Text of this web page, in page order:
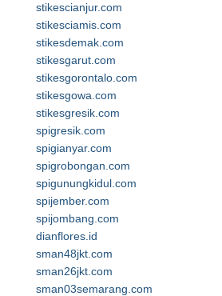
stikescianjur.com
stikesciamis.com
stikesdemak.com
stikesgarut.com
stikesgorontalo.com
stikesgowa.com
stikesgresik.com
spigresik.com
spigianyar.com
spigrobongan.com
spigunungkidul.com
spijember.com
spijombang.com
dianflores.id
sman48jkt.com
sman26jkt.com
sman03semarang.com